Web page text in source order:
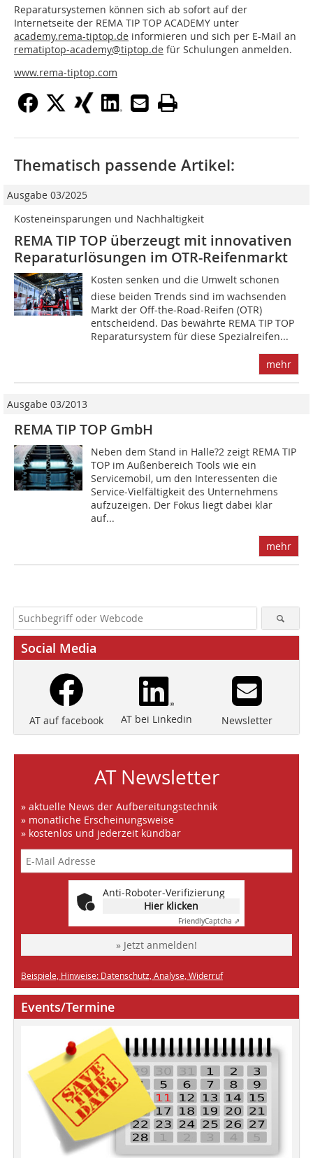
Reparatursystemen können sich ab sofort auf der
Internetseite der REMA TIP TOP ACADEMY unter
academy.rema-tiptop.de informieren und sich per E-Mail an
rematiptop-academy@tiptop.de für Schulungen anmelden.
www.rema-tiptop.com
Thematisch passende Artikel:
Ausgabe 03/2025
Kosteneinsparungen und Nachhaltigkeit
REMA TIP TOP überzeugt mit innovativen
Reparaturlösungen im OTR-Reifenmarkt
Kosten senken und die Umwelt schonen 
diese beiden Trends sind im wachsenden
Markt der Off-the-Road-Reifen (OTR)
entscheidend. Das bewährte REMA TIP TOP
Reparatursystem für diese Spezialreifen...
mehr
Ausgabe 03/2013
REMA TIP TOP GmbH
Neben dem Stand in Halle?2 zeigt REMA TIP
TOP im Außenbereich Tools wie ein
Servicemobil, um den Interessenten die
Service-Vielfältigkeit des Unternehmens
aufzuzeigen. Der Fokus liegt dabei klar
auf...
mehr
Social Media
AT auf facebook AT bei Linkedin Newsletter
AT Newsletter
» aktuelle News der Aufbereitungstechnik
» monatliche Erscheinungsweise
» kostenlos und jederzeit kündbar
Anti-Roboter-Verifizierung
Hier klicken
FriendlyCaptcha ⇗
» Jetzt anmelden!
Beispiele, Hinweise: Datenschutz, Analyse, Widerruf
Events/Termine